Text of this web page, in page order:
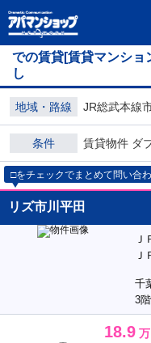
での賃貸[賃貸マンショ
し
地域・路線 JR総武本線
条件 賃貸物件 ダ
□をチェックでまとめて問い合
リズ市川平田
Ｊ
Ｊ
千
3
18.9